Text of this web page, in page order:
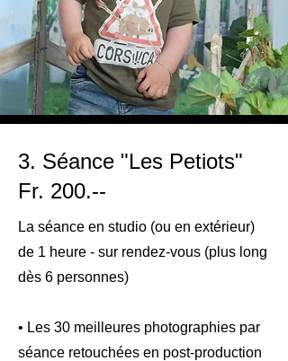
3. Séance "Les Petiots"
Fr. 200.--
La séance en studio (ou en extérieur)
de 1 heure - sur rendez-vous (plus long
dès 6 personnes)
• Les 30 meilleures photographies par
séance retouchées en post-production